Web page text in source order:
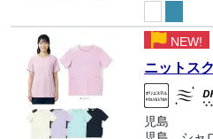
NEW!
ニットス
児島